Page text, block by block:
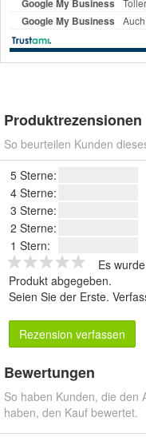
Produktrezensionen
So beurteilen Kunden
5 Sterne:
4 Sterne:
3 Sterne:
2 Sterne:
1 Stern:
Es
Produkt abgegeben.
Seien Sie der Erste.
Rezension verfassen
Bewertungen
So haben Kunden, die den
haben, den Kauf bewertet.